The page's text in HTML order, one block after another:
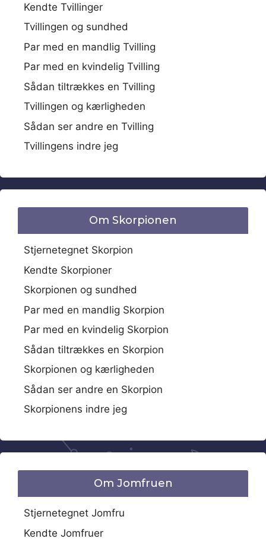
Kendte Tvillinger
Tvillingen og sundhed
Par med en mandlig Tvilling
Par med en kvindelig Tvilling
Sådan tiltrækkes en Tvilling
Tvillingen og kærligheden
Sådan ser andre en Tvilling
Tvillingens indre jeg
Om Skorpionen
Stjernetegnet Skorpion
Kendte Skorpioner
Skorpionen og sundhed
Par med en mandlig Skorpion
Par med en kvindelig Skorpion
Sådan tiltrækkes en Skorpion
Skorpionen og kærligheden
Sådan ser andre en Skorpion
Skorpionens indre jeg
Om Jomfruen
Stjernetegnet Jomfru
Kendte Jomfruer